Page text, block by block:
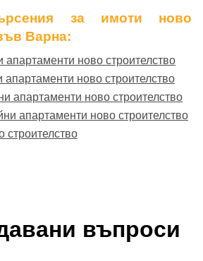
за имоти ново
Варна:
апартаменти ново строителство
апартаменти ново строителство
апартаменти ново строителство
апартаменти ново строителство
строителство
въпроси